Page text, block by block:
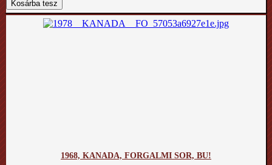
1968, KANADA, FORGALMI SOR, BU!